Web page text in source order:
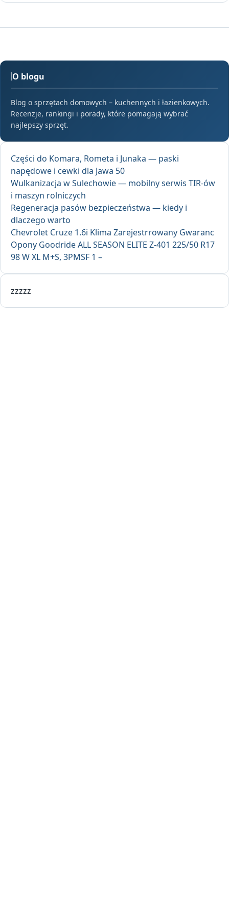
O blogu
Blog o sprzętach domowych – kuchennych i łazienkowych.
Recenzje, rankingi i porady, które pomagają wybrać
najlepszy sprzęt.
Części do Komara, Rometa i Junaka — paski
napędowe i cewki dla Jawa 50
Wulkanizacja w Sulechowie — mobilny serwis TIR-ów
i maszyn rolniczych
Regeneracja pasów bezpieczeństwa — kiedy i
dlaczego warto
Chevrolet Cruze 1.6i Klima Zarejestrrowany Gwaranc
Opony Goodride ALL SEASON ELITE Z-401 225/50 R17
98 W XL M+S, 3PMSF 1 –
zzzzz